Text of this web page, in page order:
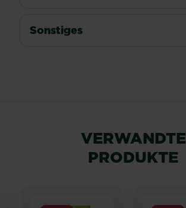
Sonstiges
VERWANDTE
PRODUKTE